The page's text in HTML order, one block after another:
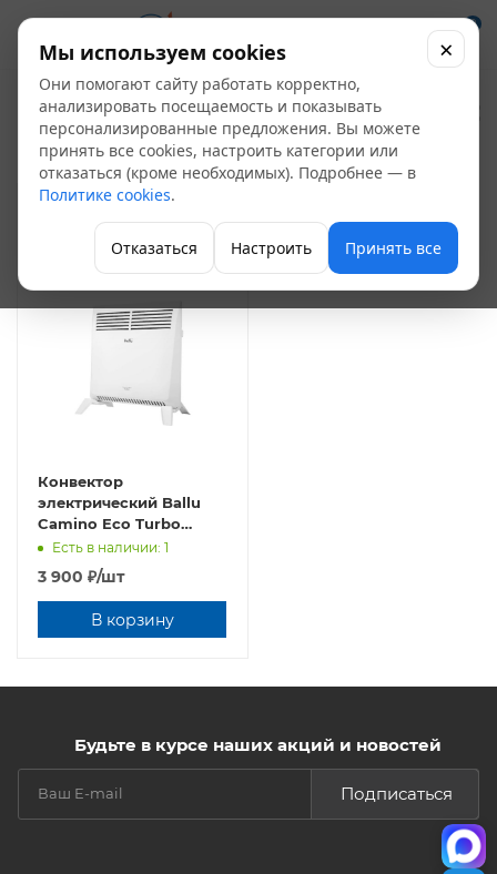
0
Конвекторы 1
Электрические обогреватели
Конвектор
электрический Ballu
Camino Eco Turbo
BEC/EMT-1000 +
Кронштейн CWM-02
Есть в наличии: 1
3 900 ₽/шт
В корзину
Будьте в курсе наших акций и новостей
Подписаться
Мы используем cookies
Они помогают сайту работать корректно,
анализировать посещаемость и показывать
персонализированные предложения. Вы можете
принять все cookies, настроить категории или
отказаться (кроме необходимых). Подробнее — в
Политике cookies.
Отказаться Настроить Принять все
×